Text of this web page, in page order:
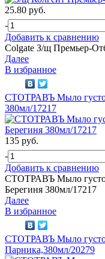
25.80 руб.
-
Добавить к сравнению
Colgate З/щ Премьер-
Далее
В избранное
СТОТРАВЪ Мыло густое
380мл/17217
135 руб.
-
Добавить к сравнению
СТОТРАВЪ Мыло
Берегиня 380мл/17217
Далее
В избранное
СТОТРАВЪ Мыло
Парника,380мл/20279